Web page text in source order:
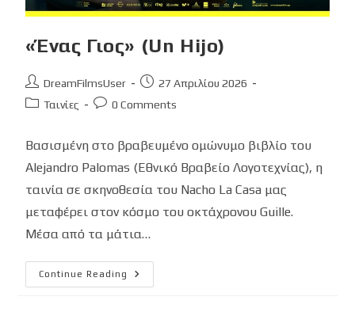
«Ένας Γιος» (Un Hijo)
Post
author:
DreamFilmsUser
Post27 Απριλίου 2026
PostΤαινίες
Post0 Comments
Βασισμένη στο βραβευμένο ομώνυμο βιβλίο του
Alejandro Palomas (Εθνικό Βραβείο Λογοτεχνίας), η
ταινία σε σκηνοθεσία του Nacho La Casa μας
μεταφέρει στον κόσμο του οκτάχρονου Guille.
Μέσα από τα μάτια…
Continue Reading
«Ένας
Γιος»